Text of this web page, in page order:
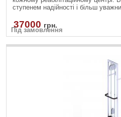
ступенем надійності і більш
37000 грн.
Під замовлення